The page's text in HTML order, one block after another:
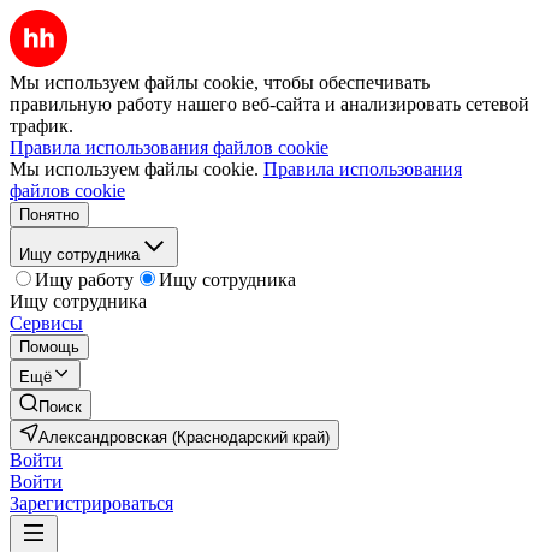
Мы используем файлы cookie, чтобы обеспечивать
правильную работу нашего веб-сайта и анализировать сетевой
трафик.
Правила использования файлов cookie
Мы используем файлы cookie. Правила использования
файлов cookie
Понятно
Ищу сотрудника
Ищу работу
Ищу сотрудника
Ищу сотрудника
Сервисы
Помощь
Ещё
Поиск
Александровская (Краснодарский край)
Войти
Войти
Зарегистрироваться